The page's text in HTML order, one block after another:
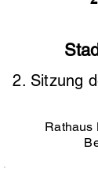
2. Sitzung
Rathaus